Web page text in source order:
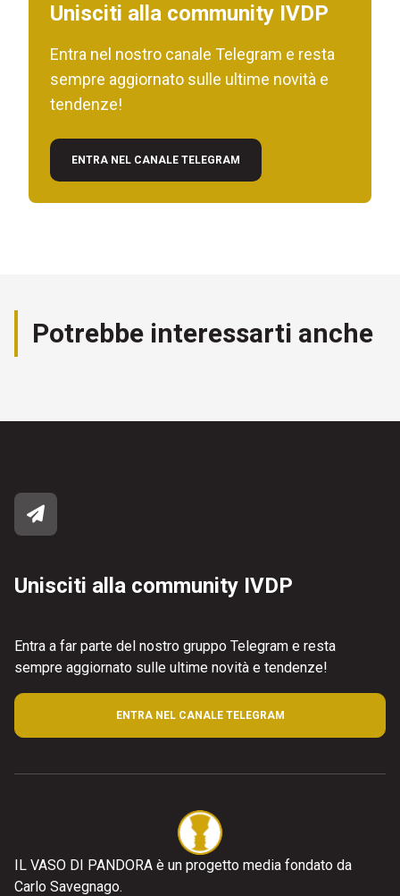
Unisciti alla community IVDP
Entra nel nostro canale Telegram e resta
sempre aggiornato sulle ultime novità e
tendenze!
ENTRA NEL CANALE TELEGRAM
Potrebbe interessarti anche
Unisciti alla community IVDP
Entra a far parte del nostro gruppo Telegram e resta
sempre aggiornato sulle ultime novità e tendenze!
ENTRA NEL CANALE TELEGRAM
IL VASO DI PANDORA è un progetto media fondato da
Carlo Savegnago.